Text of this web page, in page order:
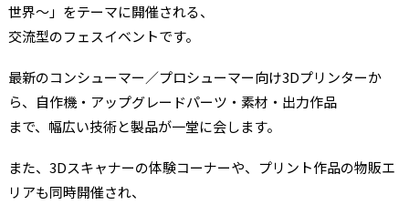
世界～」をテーマに開催される、
交流型のフェスイベントです。
最新のコンシューマー／プロシューマー向け3Dプリンターか
ら、自作機・アップグレードパーツ・素材・出力作品
まで、幅広い技術と製品が一堂に会します。
また、3Dスキャナーの体験コーナーや、プリント作品の物販エ
リアも同時開催され、